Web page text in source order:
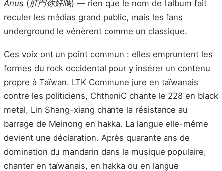
Anus (肛門你好嗎) — rien que le nom de l'album fait
reculer les médias grand public, mais les fans
underground le vénèrent comme un classique.
Ces voix ont un point commun : elles empruntent les
formes du rock occidental pour y insérer un contenu
propre à Taïwan. LTK Commune jure en taïwanais
contre les politiciens, ChthoniC chante le 228 en black
metal, Lin Sheng-xiang chante la résistance au
barrage de Meinong en hakka. La langue elle-même
devient une déclaration. Après quarante ans de
domination du mandarin dans la musique populaire,
chanter en taïwanais, en hakka ou en langue